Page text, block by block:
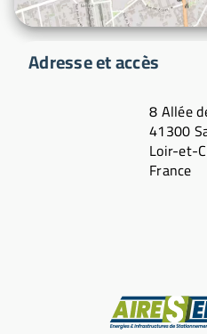
Adresse et accès
8 Allée
41300
Loir-et-
France